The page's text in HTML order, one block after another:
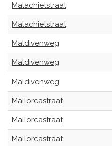
Malachietstraat
Malachietstraat
Maldivenweg
Maldivenweg
Maldivenweg
Mallorcastraat
Mallorcastraat
Mallorcastraat